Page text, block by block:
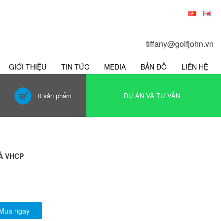
tiffany@golfjohn.vn
GIỚI THIỆU TIN TỨC MEDIA BẢN ĐỒ LIÊN HỆ
DỰ ÁN VÀ TƯ VẤN
0 sản phẩm
VHCP
ngay